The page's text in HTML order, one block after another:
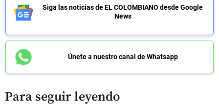
Siga las noticias de EL COLOMBIANO desde Google
News
Únete a nuestro canal de Whatsapp
Para seguir leyendo